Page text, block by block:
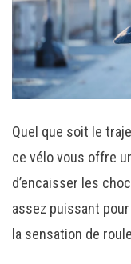
Quel que soit le
ce vélo vous offre
d’encaisser les
assez puissant
la sensation de